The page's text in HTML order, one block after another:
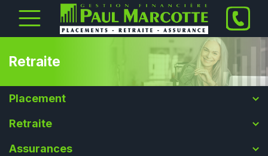
Retraite
Placement
Retraite
Assurances